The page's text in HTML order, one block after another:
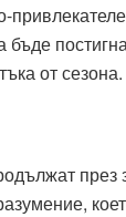
от сезона.